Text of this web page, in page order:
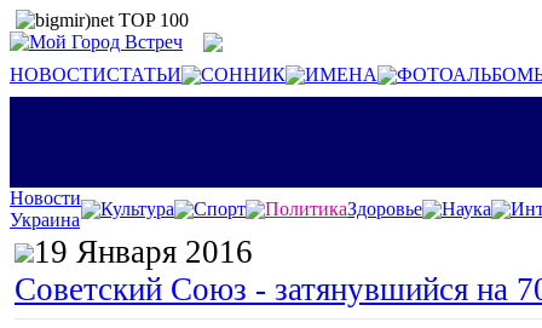
НОВОСТИСТАТЬИ СОННИК ИМЕНА
Новости
Украина
Культура Спорт ПолитикаЗдоровье Наука
19 Января 2016
Советский Союз - затянувшийся на